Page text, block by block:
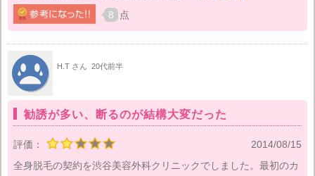
8 点
H.T さん 20代前半
勧誘が多い、断るのが結構大変だった
評価：
2014/08/15
全身脱毛の契約を渋谷美容外科クリニックでしました。最初のカ